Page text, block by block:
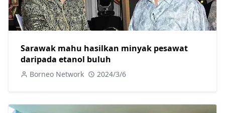
Sarawak mahu hasilkan minyak pesawat
daripada etanol buluh
Borneo Network 2024/3/6